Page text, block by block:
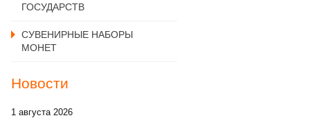
ГОСУДАРСТВ
СУВЕНИРНЫЕ НАБОРЫ
МОНЕТ
Новости
1 августа 2026